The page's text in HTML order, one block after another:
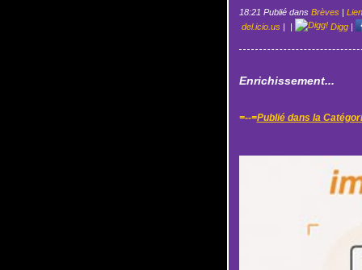
18:21 Publié dans Brèves |
del.icio.us | | Digg|
Enrichissement...
=--=Publié dans la